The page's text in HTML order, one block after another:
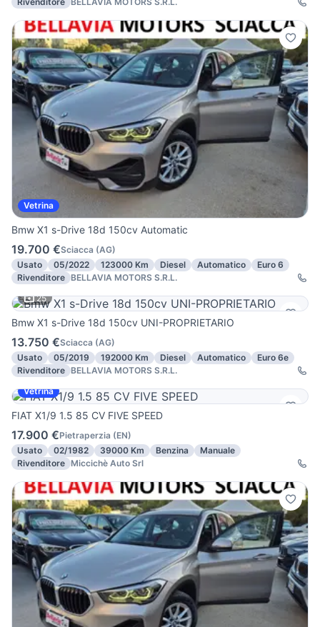
Vetrina
Bmw X1 s-Drive 18d 150cv Automatic
19.700 €Sciacca (AG)
Usato
05/2022 123000 Km Diesel Automatico
Euro 6
Rivenditore BELLAVIA MOTORS S.R.L.
25
Bmw X1 s-Drive 18d 150cv UNI-PROPRIETARIO
13.750 €Sciacca (AG)
Usato
05/2019 192000 Km Diesel Automatico
Euro 6e
Rivenditore BELLAVIA MOTORS S.R.L.
Vetrina
FIAT X1/9 1.5 85 CV FIVE SPEED
17.900 €Pietraperzia (EN)
Usato
02/1982 39000 Km Benzina
Manuale
Rivenditore Miccichè Auto Srl